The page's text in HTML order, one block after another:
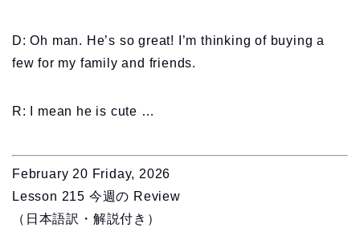
D: Oh man. He’s so great! I’m thinking of buying a
few for my family and friends.
R: I mean he is cute …
February 20 Friday, 2026
Lesson 215 今週の Review
（日本語訳・解説付き）